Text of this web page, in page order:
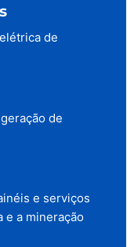
de
de
e serviços
e a mineração